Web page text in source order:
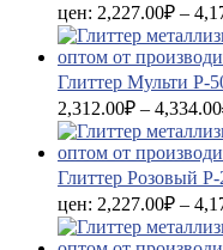
цен: 2,227.00₽ –
Глиттер Мульти P-
2,312.00₽ –
Глиттер Розовый P-
цен: 2,227.00₽ –